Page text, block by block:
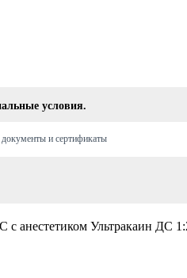
условия.
документы и сертификаты
анестетиком Ультракаин ДС